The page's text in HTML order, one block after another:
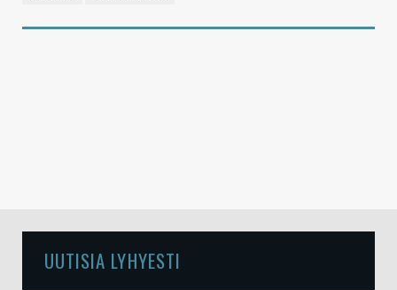
UUTISIA LYHYESTI